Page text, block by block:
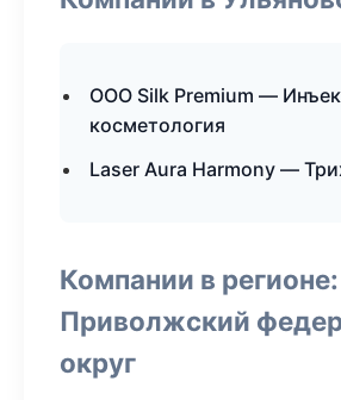
ООО Silk Premium —
косметология
Laser Aura Harmony —
Компании в регионе:
Приволжский
округ